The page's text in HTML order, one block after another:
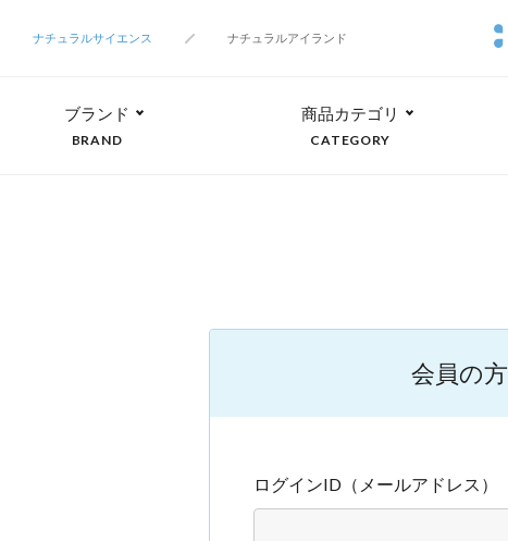
ナチュラルサイエンス
ナチュラルアイランド
ブランド
BRAND
商品カテゴリ
CATEGORY
会員の方
ログインID（メールアドレス）